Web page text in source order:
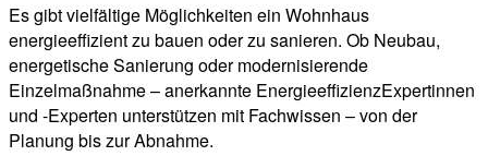
Es gibt vielfältige Möglichkeiten ein Wohnhaus
energieeffizient zu bauen oder zu sanieren. Ob Neubau,
energetische Sanierung oder modernisierende
Einzelmaßnahme – anerkannte EnergieeffizienzExpertinnen
und -Experten unterstützen mit Fachwissen – von der
Planung bis zur Abnahme.